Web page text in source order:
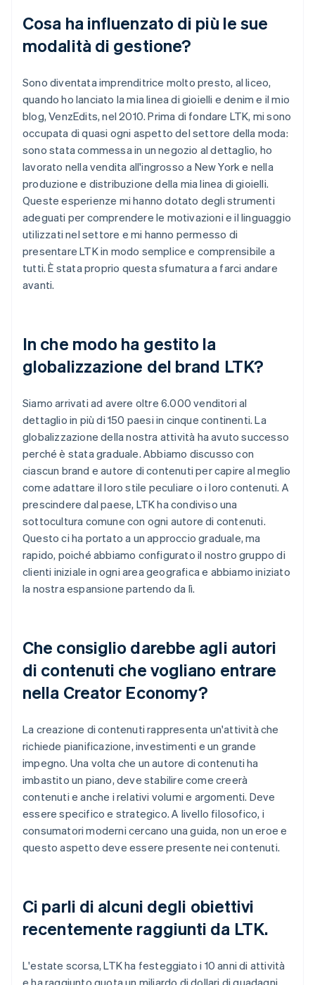
Cosa ha influenzato di più le sue
modalità di gestione?
Sono diventata imprenditrice molto presto, al liceo,
quando ho lanciato la mia linea di gioielli e denim e il mio
blog, VenzEdits, nel 2010. Prima di fondare LTK, mi sono
occupata di quasi ogni aspetto del settore della moda:
sono stata commessa in un negozio al dettaglio, ho
lavorato nella vendita all'ingrosso a New York e nella
produzione e distribuzione della mia linea di gioielli.
Queste esperienze mi hanno dotato degli strumenti
adeguati per comprendere le motivazioni e il linguaggio
utilizzati nel settore e mi hanno permesso di
presentare LTK in modo semplice e comprensibile a
tutti. È stata proprio questa sfumatura a farci andare
avanti.
In che modo ha gestito la
globalizzazione del brand LTK?
Siamo arrivati ad avere oltre 6.000 venditori al
dettaglio in più di 150 paesi in cinque continenti. La
globalizzazione della nostra attività ha avuto successo
perché è stata graduale. Abbiamo discusso con
ciascun brand e autore di contenuti per capire al meglio
come adattare il loro stile peculiare o i loro contenuti. A
prescindere dal paese, LTK ha condiviso una
sottocultura comune con ogni autore di contenuti.
Questo ci ha portato a un approccio graduale, ma
rapido, poiché abbiamo configurato il nostro gruppo di
clienti iniziale in ogni area geografica e abbiamo iniziato
la nostra espansione partendo da lì.
Che consiglio darebbe agli autori
di contenuti che vogliano entrare
nella Creator Economy?
La creazione di contenuti rappresenta un'attività che
richiede pianificazione, investimenti e un grande
impegno. Una volta che un autore di contenuti ha
imbastito un piano, deve stabilire come creerà
contenuti e anche i relativi volumi e argomenti. Deve
essere specifico e strategico. A livello filosofico, i
consumatori moderni cercano una guida, non un eroe e
questo aspetto deve essere presente nei contenuti.
Ci parli di alcuni degli obiettivi
recentemente raggiunti da LTK.
L'estate scorsa, LTK ha festeggiato i 10 anni di attività
e ha raggiunto quota un miliardo di dollari di guadagni